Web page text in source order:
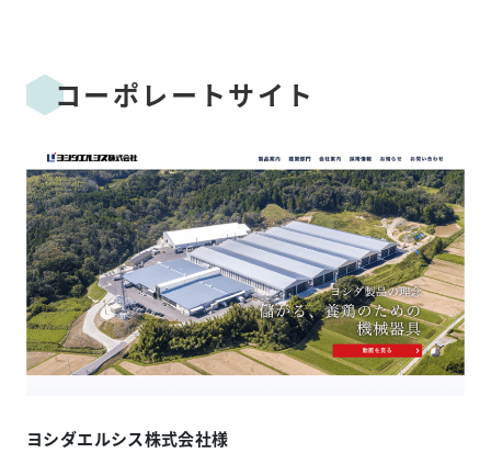
コーポレートサイト
ヨシダエルシス株式会社様